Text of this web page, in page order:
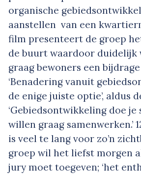
organische
aanstellen van een
film presenteert de groep
de buurt waardoor duidelijk
graag bewoners een
‘Benadering vanuit
de enige juiste optie’, aldus
‘Gebiedsontwikkeling doe je
willen graag samenwerken.’
is veel te lang voor zo’n
groep wil het liefst morgen
jury moet toegeven; ‘het